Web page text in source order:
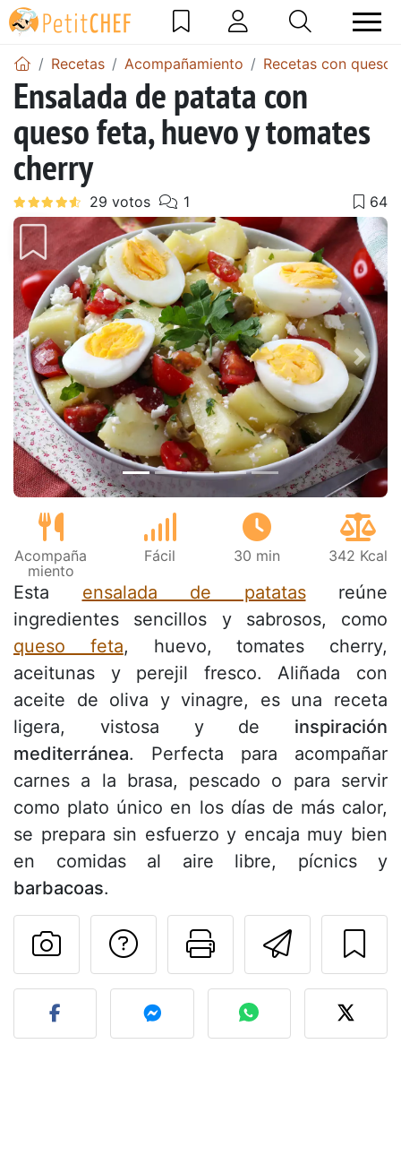
Recetas Acompañamiento Recetas con queso
Ensalada de patata con
queso feta, huevo y tomates
cherry
Anterior
Acompaña
miento
Fácil 30 min 342 Kcal
Esta ensalada de patatasreúne
ingredientes sencillos y sabrosos, como
queso feta, huevo, tomates cherry,
aceitunas y perejil fresco. Aliñada con
aceite de oliva y vinagre, es una receta
ligera, vistosa y de inspiración
mediterránea. Perfecta para acompañar
carnes a la brasa, pescado o para servir
como plato único en los días de más calor,
se prepara sin esfuerzo y encaja muy bien
en comidas al aire libre, pícnics y
barbacoas.
Imprimir
Preguntar al autor
Publicar la foto de esta